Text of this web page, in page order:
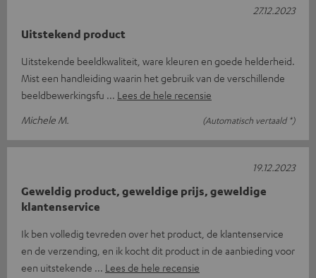
Uitstekend product
Uitstekende beeldkwaliteit, ware kleuren en goede helderheid.
Mist een handleiding waarin het gebruik van de verschillende
beeldbewerkingsfu
Lees de hele recensie
Michele M.
(Automatisch vertaald *)
27.12.2023
Geweldig product, geweldige prijs, geweldige
klantenservice
Ik ben volledig tevreden over het product, de klantenservice
en de verzending, en ik kocht dit product in de aanbieding voor
een uitstekende
Lees de hele recensie
19.12.2023